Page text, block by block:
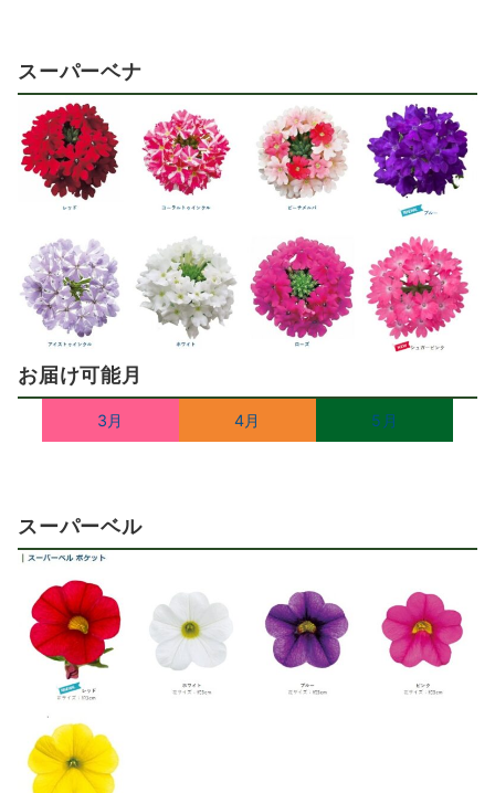
スーパーベナ
お届け可能月
3月 4月 5月
スーパーベル